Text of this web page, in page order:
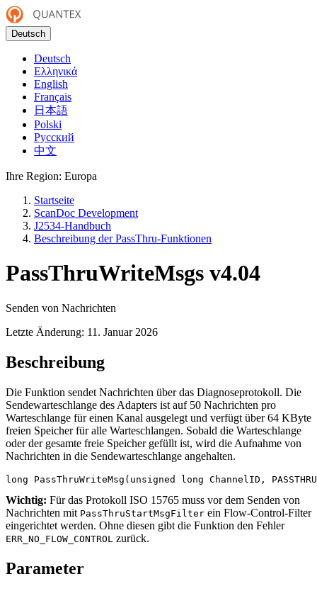
Deutsch
Deutsch
Ελληνικά
English
Français
日本語
Polski
Русский
中文
Ihre Region: Europa
Startseite
ScanDoc Development
J2534-Handbuch
Beschreibung der PassThru-Funktionen
PassThruWriteMsgs v4.04
Senden von Nachrichten
Letzte Änderung: 11. Januar 2026
Beschreibung
Die Funktion sendet Nachrichten über das Diagnoseprotokoll. Die
Sendewarteschlange des Adapters ist auf 50 Nachrichten pro
Warteschlange für einen Kanal ausgelegt und verfügt über 64 KByte
freien Speicher für alle Warteschlangen. Sobald die Warteschlange
oder der gesamte freie Speicher gefüllt ist, wird die Aufnahme von
Nachrichten in die Sendewarteschlange angehalten.
long PassThruWriteMsg(unsigned long ChannelID,
Wichtig: Für das Protokoll ISO 15765 muss vor dem Senden von
Nachrichten mit PassThruStartMsgFilter ein Flow-Control-Filter
eingerichtet werden. Ohne diesen gibt die Funktion den Fehler
ERR_NO_FLOW_CONTROL zurück.
Parameter